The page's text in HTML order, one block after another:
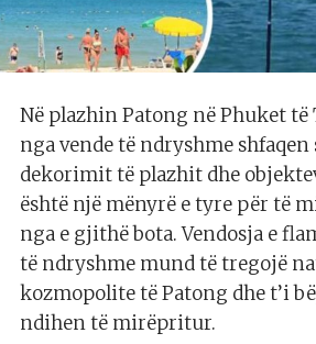
Në plazhin Patong në Phuket të
nga vende të ndryshme shfaqen
dekorimit të plazhit dhe
është një mënyrë e tyre për të
nga e gjithë bota. Vendosja e
të ndryshme mund të tregojë
kozmopolite të Patong dhe t’i
ndihen të mirëpritur.